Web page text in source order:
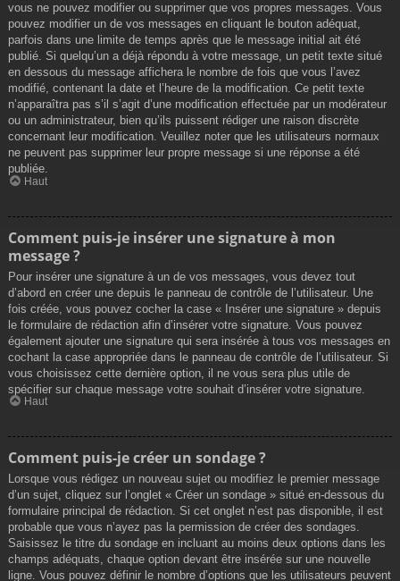
vous ne pouvez modifier ou supprimer que vos propres messages. Vous
pouvez modifier un de vos messages en cliquant le bouton adéquat,
parfois dans une limite de temps après que le message initial ait été
publié. Si quelqu’un a déjà répondu à votre message, un petit texte situé
en dessous du message affichera le nombre de fois que vous l’avez
modifié, contenant la date et l’heure de la modification. Ce petit texte
n’apparaîtra pas s’il s’agit d’une modification effectuée par un modérateur
ou un administrateur, bien qu’ils puissent rédiger une raison discrète
concernant leur modification. Veuillez noter que les utilisateurs normaux
ne peuvent pas supprimer leur propre message si une réponse a été
publiée.
Haut
Comment puis-je insérer une signature à mon
message ?
Pour insérer une signature à un de vos messages, vous devez tout
d’abord en créer une depuis le panneau de contrôle de l’utilisateur. Une
fois créée, vous pouvez cocher la case « Insérer une signature » depuis
le formulaire de rédaction afin d’insérer votre signature. Vous pouvez
également ajouter une signature qui sera insérée à tous vos messages en
cochant la case appropriée dans le panneau de contrôle de l’utilisateur. Si
vous choisissez cette dernière option, il ne vous sera plus utile de
spécifier sur chaque message votre souhait d’insérer votre signature.
Haut
Comment puis-je créer un sondage ?
Lorsque vous rédigez un nouveau sujet ou modifiez le premier message
d’un sujet, cliquez sur l’onglet « Créer un sondage » situé en-dessous du
formulaire principal de rédaction. Si cet onglet n’est pas disponible, il est
probable que vous n’ayez pas la permission de créer des sondages.
Saisissez le titre du sondage en incluant au moins deux options dans les
champs adéquats, chaque option devant être insérée sur une nouvelle
ligne. Vous pouvez définir le nombre d’options que les utilisateurs peuvent